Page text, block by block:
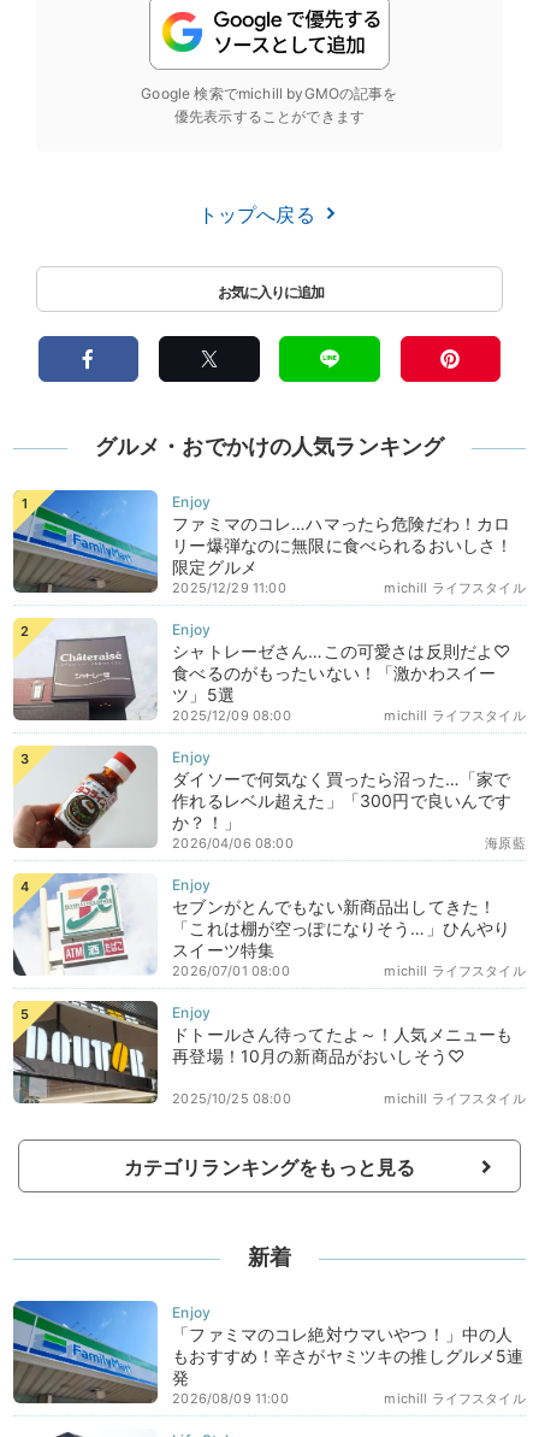
Google 検索でmichill byGMOの記事を
優先表示することができます
トップへ戻る
グルメ・おでかけの人気ランキング
ファミマのコレ…ハマったら危険だわ！カロ
リー爆弾なのに無限に食べられるおいしさ！
限定グルメ
michill ライフスタイル
2025/12/29 11:00
シャトレーゼさん…この可愛さは反則だよ♡
食べるのがもったいない！「激かわスイー
ツ」5選
michill ライフスタイル
2025/12/09 08:00
ダイソーで何気なく買ったら沼った…「家で
作れるレベル超えた」「300円で良いんです
か？！」
海原藍
2026/04/06 08:00
セブンがとんでもない新商品出してきた！
「これは棚が空っぽになりそう…」ひんやり
スイーツ特集
michill ライフスタイル
2026/07/01 08:00
ドトールさん待ってたよ～！人気メニューも
再登場！10月の新商品がおいしそう♡
michill ライフスタイル
2025/10/25 08:00
カテゴリランキングをもっと見る
新着
「ファミマのコレ絶対ウマいやつ！」中の人
もおすすめ！辛さがヤミツキの推しグルメ5連
発
michill ライフスタイル
2026/08/09 11:00